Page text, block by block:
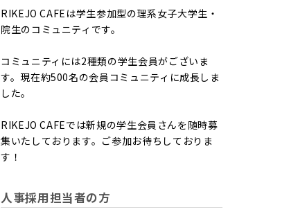
RIKEJO CAFEは学生参加型の理系女子大学生・
院生のコミュニティです。
コミュニティには2種類の学生会員がございま
す。現在約500名の会員コミュニティに成長しま
した。
RIKEJO CAFEでは新規の学生会員さんを随時募
集いたしております。ご参加お待ちしておりま
す！
人事採用担当者の方